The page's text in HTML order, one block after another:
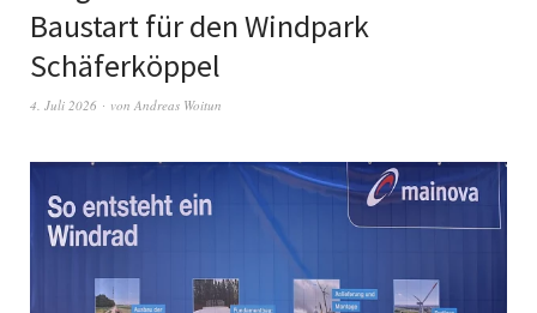
Baustart für den Windpark
Schäferköppel
4. Juli 2026 von Andreas Woitun